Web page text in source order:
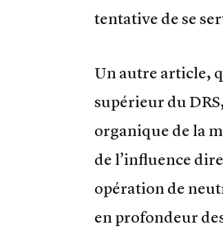
tentative de se
Un autre article,
supérieur du
organique de la
de l’influence
opération de
en profondeur